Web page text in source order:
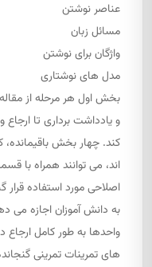
عناصر نوشتن
مسائل زبان
واژگان برای نوشتن
مدل های نوشتاری
بخش اول هر مرحله از مقاله
و یادداشت برداری تا
کند. چهار بخش
اند، می توانند همراه با
اصلاحی مورد استفاده
به دانش آموزان اجازه می
واحدها به طور کامل ارجاع
های تمرینات تمرینی